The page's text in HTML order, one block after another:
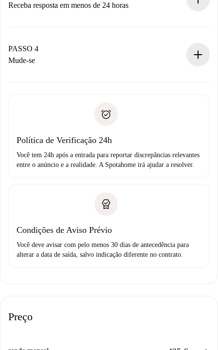
Receba resposta em menos de 24 horas
proprietário.
Se recusada: não cobraremos nada e ofereceremos
Débito direto bancário
PASSO 4
Mude-se
não comunicar nenhum problema.
Política de Verificação 24h
Você tem 24h após a entrada para reportar discrepâncias relevantes
entre o anúncio e a realidade. A Spotahome irá ajudar a resolver.
Condições de Aviso Prévio
Você deve avisar com pelo menos 30 dias de antecedência para
alterar a data de saída, salvo indicação diferente no contrato.
Preço